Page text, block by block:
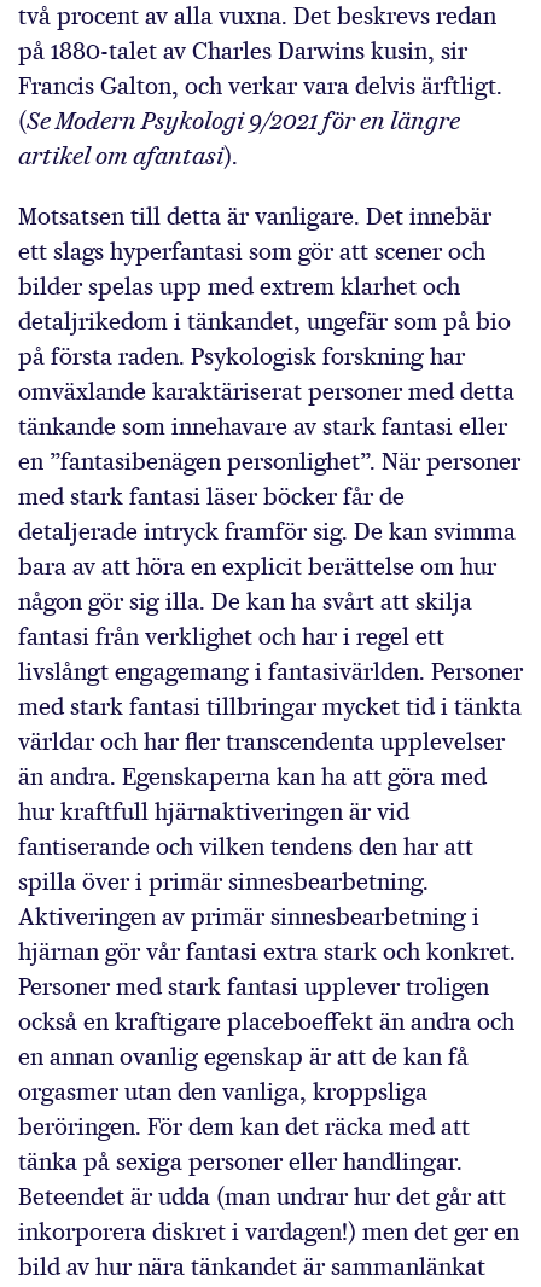
två procent av alla vuxna. Det beskrevs redan
på 1880-talet av Charles Darwins kusin, sir
Francis Galton, och verkar vara delvis ärftligt.
(Se Modern Psykologi 9/2021 för en längre
artikel om afantasi).
Motsatsen till detta är vanligare. Det innebär
ett slags hyperfantasi som gör att scener och
bilder spelas upp med extrem klarhet och
detaljrikedom i tänkandet, ungefär som på bio
på första raden. Psykologisk forskning har
omväxlande karaktäriserat personer med detta
tänkande som innehavare av stark fantasi eller
en ”fantasibenägen personlighet”. När personer
med stark fantasi läser böcker får de
detaljerade intryck framför sig. De kan svimma
bara av att höra en explicit berättelse om hur
någon gör sig illa. De kan ha svårt att skilja
fantasi från verklighet och har i regel ett
livslångt engagemang i fantasivärlden. Personer
med stark fantasi tillbringar mycket tid i tänkta
världar och har fler transcendenta upplevelser
än andra. Egenskaperna kan ha att göra med
hur kraftfull hjärnaktiveringen är vid
fantiserande och vilken tendens den har att
spilla över i primär sinnesbearbetning.
Aktiveringen av primär sinnesbearbetning i
hjärnan gör vår fantasi extra stark och konkret.
Personer med stark fantasi upplever troligen
också en kraftigare placeboeffekt än andra och
en annan ovanlig egenskap är att de kan få
orgasmer utan den vanliga, kroppsliga
beröringen. För dem kan det räcka med att
tänka på sexiga personer eller handlingar.
Beteendet är udda (man undrar hur det går att
inkorporera diskret i vardagen!) men det ger en
bild av hur nära tänkandet är sammanlänkat